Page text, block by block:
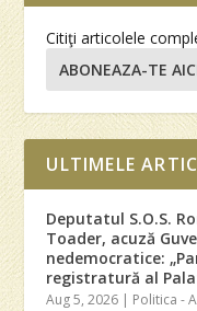
Citiţi articolele
ABONEAZA-TE
ULTIMELE
Deputatul S.O.S.
Toader, acuză
nedemocratice:
registratură al
Aug 5, 2026 | Politica -